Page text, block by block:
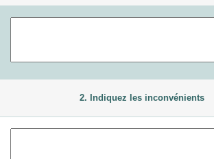
2. Indiquez les inconvénients